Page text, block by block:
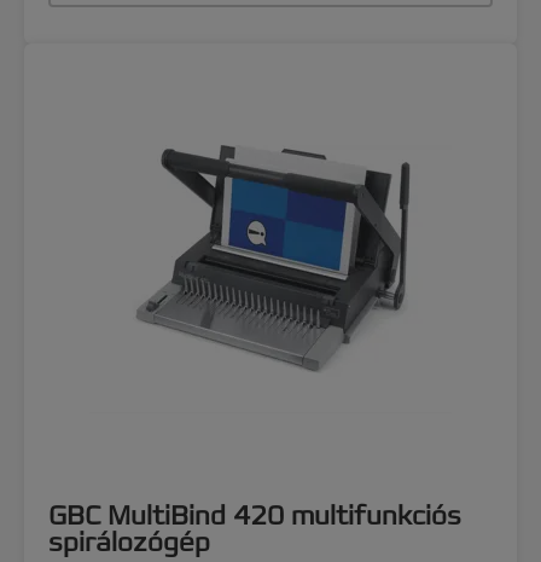
GBC MultiBind 420 multifunkciós
spirálozógép